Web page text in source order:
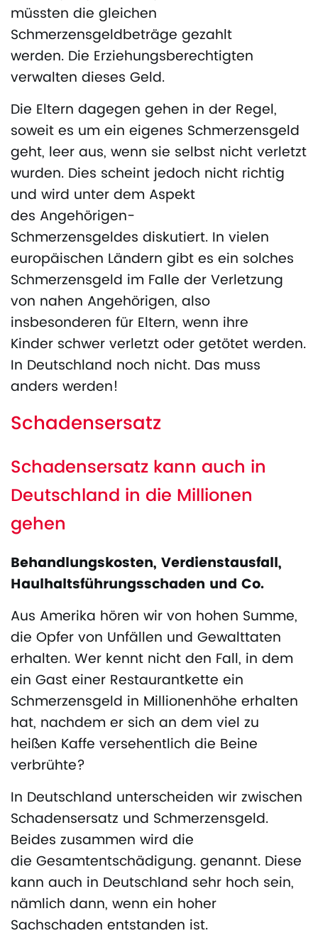
müssten die gleichen
Schmerzensgeldbeträge gezahlt
werden. Die Erziehungsberechtigten
verwalten dieses Geld.
Die Eltern dagegen gehen in der Regel,
soweit es um ein eigenes Schmerzensgeld
geht, leer aus, wenn sie selbst nicht verletzt
wurden. Dies scheint jedoch nicht richtig
und wird unter dem Aspekt
des Angehörigen-
Schmerzensgeldes diskutiert. In vielen
europäischen Ländern gibt es ein solches
Schmerzensgeld im Falle der Verletzung
von nahen Angehörigen, also
insbesonderen für Eltern, wenn ihre
Kinder schwer verletzt oder getötet werden.
In Deutschland noch nicht. Das muss
anders werden!
Schadensersatz
Schadensersatz kann auch in
Deutschland in die Millionen
gehen
Behandlungskosten, Verdienstausfall,
Haulhaltsführungsschaden und Co.
Aus Amerika hören wir von hohen Summe,
die Opfer von Unfällen und Gewalttaten
erhalten. Wer kennt nicht den Fall, in dem
ein Gast einer Restaurantkette ein
Schmerzensgeld in Millionenhöhe erhalten
hat, nachdem er sich an dem viel zu
heißen Kaffe versehentlich die Beine
verbrühte?
In Deutschland unterscheiden wir zwischen
Schadensersatz und Schmerzensgeld.
Beides zusammen wird die
die Gesamtentschädigung. genannt. Diese
kann auch in Deutschland sehr hoch sein,
nämlich dann, wenn ein hoher
Sachschaden entstanden ist.